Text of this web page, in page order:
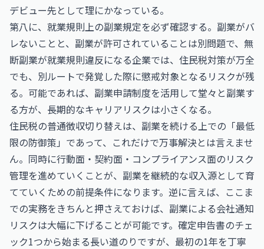
デビュー先として理にかなっている。
第八に、就業規則上の副業規定を必ず確認する。副業がバ
レないことと、副業が許可されていることは別問題で、無
断副業が就業規則違反になる企業では、住民税対策が万全
でも、別ルートで発覚した際に懲戒対象となるリスクが残
る。可能であれば、副業申請制度を活用して堂々と副業す
る方が、長期的なキャリアリスクは小さくなる。
住民税の普通徴収切り替えは、副業を続ける上での「最低
限の防御策」であって、これだけで万事解決とは言えませ
ん。同時に行動面・契約面・コンプライアンス面のリスク
管理を進めていくことが、副業を継続的な収入源として育
てていくための前提条件になります。逆に言えば、ここま
での実務をきちんと押さえておけば、副業による会社通知
リスクは大幅に下げることが可能です。確定申告書のチェ
ック1つから始まる長い道のりですが、最初の1年を丁寧